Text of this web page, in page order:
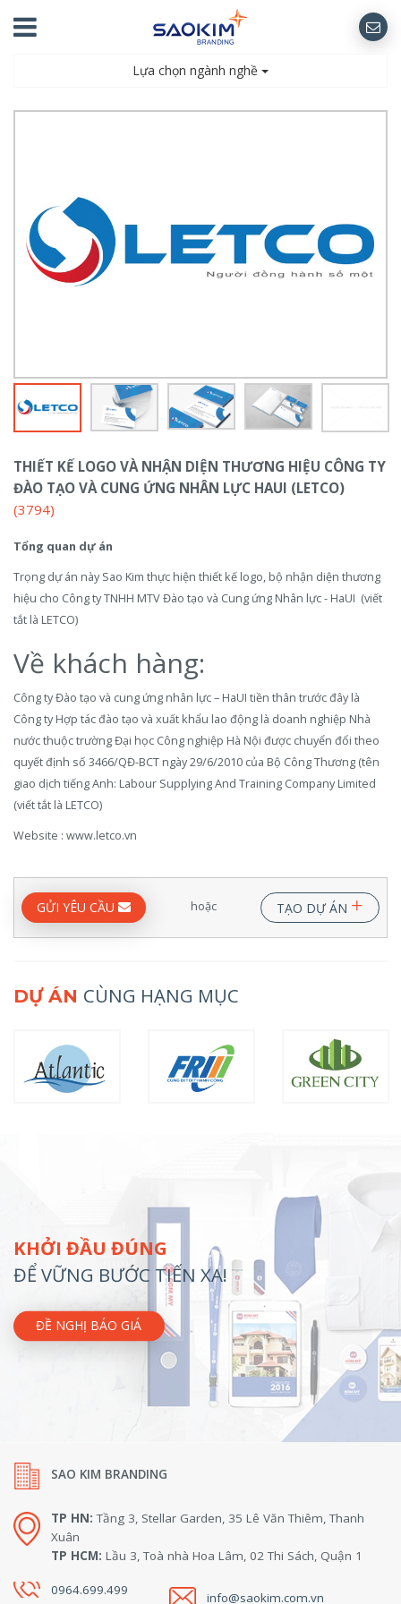
Lựa chọn ngành nghề
THIẾT KẾ LOGO VÀ NHẬN DIỆN THƯƠNG HIỆU CÔNG TY
ĐÀO TẠO VÀ CUNG ỨNG NHÂN LỰC HAUI (LETCO)
(3794)
Tổng quan dự án
Trọng dự án này Sao Kim thực hiện thiết kế logo, bộ nhận diện thương
hiệu cho Công ty TNHH MTV Đào tạo và Cung ứng Nhân lực - HaUI (viết
tắt là LETCO)
Về khách hàng:
Công ty Đào tạo và cung ứng nhân lực – HaUI tiền thân trước đây là
Công ty Hợp tác đào tạo và xuất khẩu lao động là doanh nghiệp Nhà
nước thuộc trường Đại học Công nghiệp Hà Nội được chuyển đổi theo
quyết định số 3466/QĐ-BCT ngày 29/6/2010 của Bộ Công Thương (tên
giao dịch tiếng Anh: Labour Supplying And Training Company Limited
(viết tắt là LETCO)
Website : www.letco.vn
GỬI YÊU CẦU hoặc TẠO DỰ ÁN +
DỰ ÁN CÙNG HẠNG MỤC
KHỞI ĐẦU ĐÚNG
ĐỂ VỮNG BƯỚC TIẾN XA!
ĐỀ NGHỊ BÁO GIÁ
SAO KIM BRANDING
TP HN: Tầng 3, Stellar Garden, 35 Lê Văn Thiêm, Thanh
Xuân
TP HCM: Lầu 3, Toà nhà Hoa Lâm, 02 Thi Sách, Quận 1
0964.699.499 info@saokim.com.vn